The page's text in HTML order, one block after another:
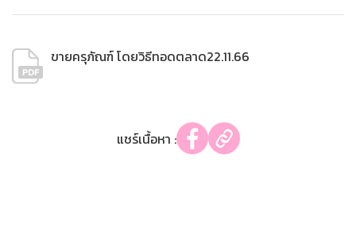
ขายครุภัณฑ์ โดยวิธีทอดตลาด22.11.66
แชร์เนื้อหา :